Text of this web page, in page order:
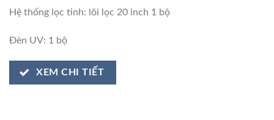
Hệ thống lọc tinh: lõi lọc 20 inch 1 bộ
Đèn UV: 1 bộ
XEM CHI TIẾT